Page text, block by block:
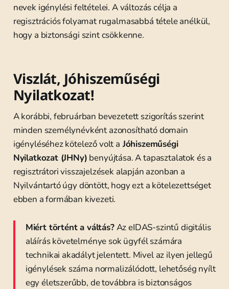
nevek igénylési feltételei. A változás célja a
regisztrációs folyamat rugalmasabbá tétele anélkül,
hogy a biztonsági szint csökkenne.
Viszlát, Jóhiszeműségi
Nyilatkozat!
A korábbi, februárban bevezetett szigorítás szerint
minden személynévként azonosítható domain
igényléséhez kötelező volt a Jóhiszeműségi
Nyilatkozat (JHNy) benyújtása. A tapasztalatok és a
regisztrátori visszajelzések alapján azonban a
Nyilvántartó úgy döntött, hogy ezt a kötelezettséget
ebben a formában kivezeti.
Miért történt a váltás?Az eIDAS-szintű digitális
aláírás követelménye sok ügyfél számára
technikai akadályt jelentett. Mivel az ilyen jellegű
igénylések száma normalizálódott, lehetőség nyílt
egy életszerűbb, de továbbra is biztonságos